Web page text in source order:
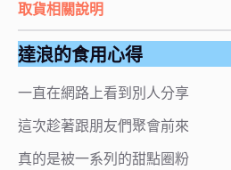
取貨相關說明
達浪的食用心得
一直在網路上看到別人分享
這次趁著跟朋友們聚會前來
真的是被一系列的甜點圈粉